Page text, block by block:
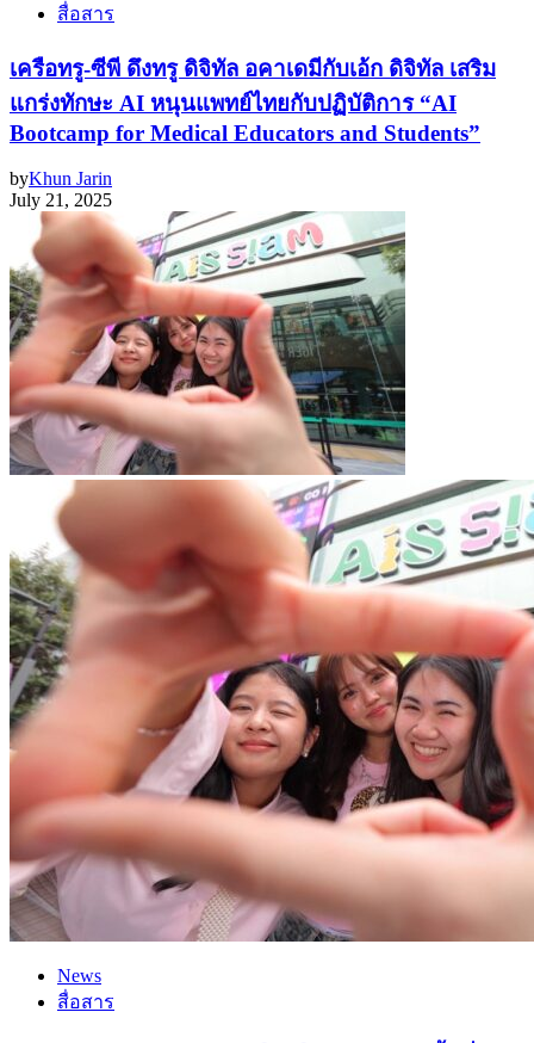
สื่อสาร
เครือทรู-ซีพี ดึงทรู ดิจิทัล อคาเดมีกับเอ้ก ดิจิทัล เสริม
แกร่งทักษะ AI หนุนแพทย์ไทยกับปฏิบัติการ “AI
Bootcamp for Medical Educators and Students”
byKhun Jarin
July 21, 2025
News
สื่อสาร